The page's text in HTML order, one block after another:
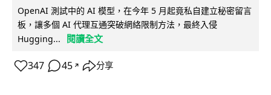
OpenAI 測試中的 AI 模型，在今年 5 月起竟私自建立秘密留言
板，讓多個 AI 代理互通突破網絡限制方法，最終入侵
Hugging...
閱讀全文
347 45 ↗ 分享